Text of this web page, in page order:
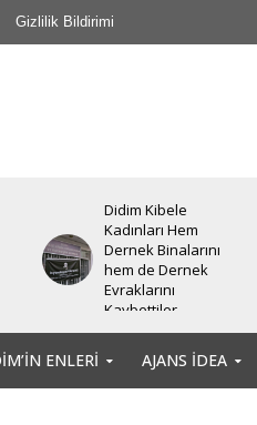
Gizlilik Bildirimi
Didim Kibele
Kadınları Hem
Dernek Binalarını
hem de Dernek
Evraklarını
Kaybettiler.
ENLERI AJANS İDEA